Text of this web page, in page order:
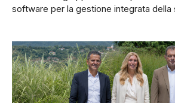
software per la gestione integrata della